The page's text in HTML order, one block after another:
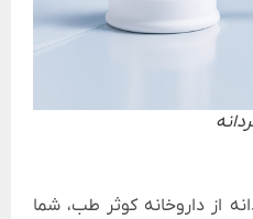
از داروخانه کوثر طب، شما